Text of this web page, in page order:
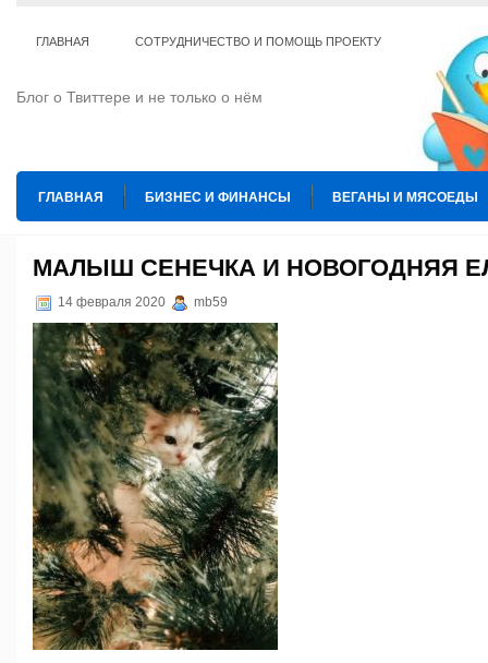
ГЛАВНАЯ СОТРУДНИЧЕСТВО И ПОМОЩЬ ПРОЕКТУ
Блог о Твиттере и не только о нём
ГЛАВНАЯ БИЗНЕС И ФИНАНСЫ ВЕГАНЫ И МЯСОЕДЫ
ТЕ КОГО ПРИРУЧИЛИ ШАХМАТЫ
МАЛЫШ СЕНЕЧКА И НОВОГОДНЯЯ
14 февраля 2020 mb59